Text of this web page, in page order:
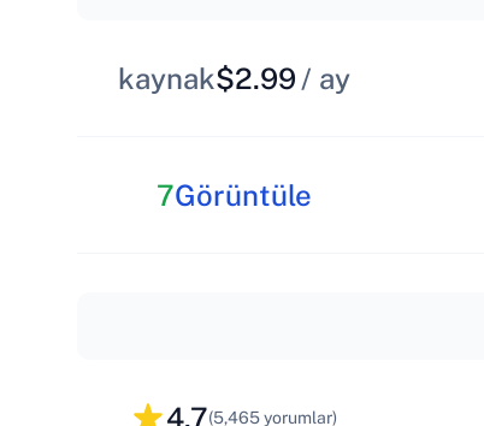
kaynak$2.99 / ay
7Görüntüle
4.7(5,465 yorumlar)